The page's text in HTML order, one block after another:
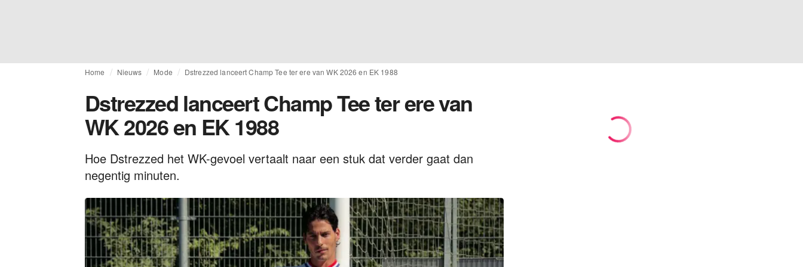
Home Nieuws Mode Dstrezzed lanceert Champ Tee ter ere van WK 2026 en EK 1988
Dstrezzed lanceert Champ Tee ter ere van
WK 2026 en EK 1988
Hoe Dstrezzed het WK-gevoel vertaalt naar een stuk dat verder gaat dan
negentig minuten.